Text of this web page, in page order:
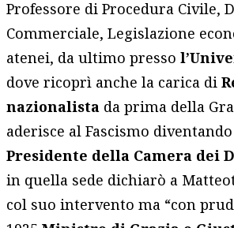
Professore di Procedura Civile,
Commerciale, Legislazione
atenei, da ultimo presso
dove ricoprì anche la carica di
nazionalista da prima della
aderisce al Fascismo
Presidente della Camera dei
in quella sede dichiarò a
col suo intervento ma “con